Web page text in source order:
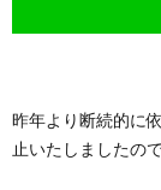
昨年より断続的に
止いたしましたの